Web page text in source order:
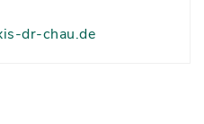
dr-chau.de